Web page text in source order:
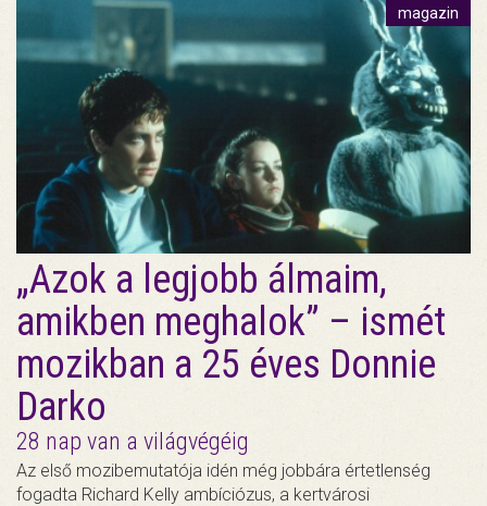
magazin
„Azok a legjobb álmaim,
amikben meghalok” – ismét
mozikban a 25 éves Donnie
Darko
28 nap van a világvégéig
Az első mozibemutatója idén még jobbára értetlenség
fogadta Richard Kelly ambíciózus, a kertvárosi